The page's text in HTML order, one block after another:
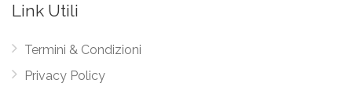
Link Utili
Termini & Condizioni
Privacy Policy